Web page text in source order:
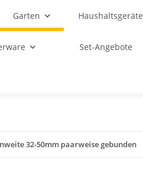
Garten Haushaltsgeräte
Set-Angebote
32-50mm paarweise gebunden